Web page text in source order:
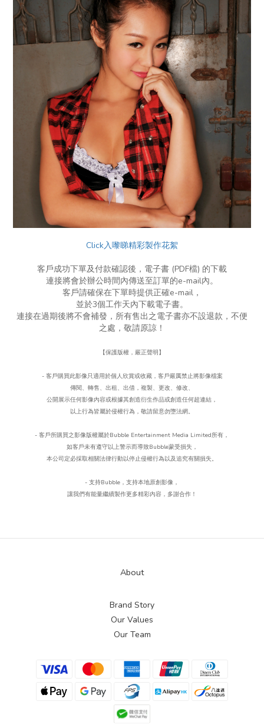
Click入嚟睇精彩製作花絮
客戶成功下單及付款確認後，電子書 (PDF檔) 的下載
連接將會於辦公時間內傳送至訂單的e-mail內。
客戶請確保在下單時提供正確e-mail，
並於3個工作天內下載電子書。
連接在過期後將不會補發，所有售出之電子書亦不設退款，不便
之處，敬請原諒！
【保護版權，嚴正聲明】
- 客戶購買此影像只適用於個人欣賞或收藏，客戶嚴厲禁止將影像檔案
傳閱、轉售、出租、出借，複製、更改、 修改、
公開展示任何影像內容或根據其創造衍生作品或創造任何超連結，
以上行為皆屬於侵權行為， 敬請留意勿墮法網。
- 客戶所購買之影像版權屬於Bubble Entertainment Media Limited所有，
如客戶未有遵守以上警示而導致Bubble蒙受損失，
本公司定必採取相關法律行動以停止侵權行為以及追究有關損失。
- 支持Bubble ， 支持本地原創影像，
讓我們有能量繼續製作更多精彩內容，多謝合作！
About
Brand Story
Our Values
Our Team